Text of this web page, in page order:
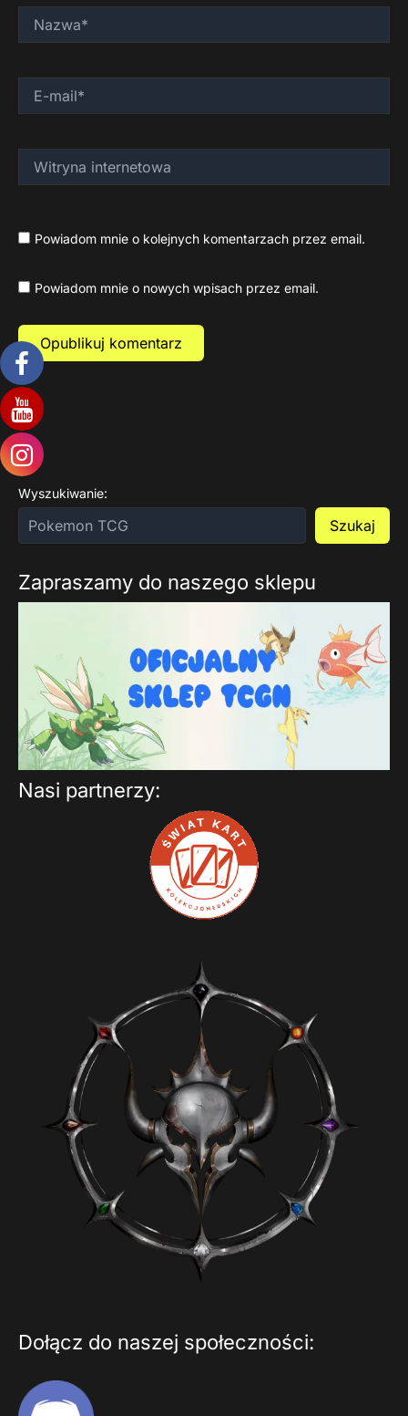
mail*
internetowa
Powiadom mnie o kolejnych komentarzach przez email.
Powiadom mnie o nowych wpisach przez email.
Wyszukiwanie:
Szukaj
Zapraszamy do naszego sklepu
Nasi partnerzy:
Dołącz do naszej społeczności: